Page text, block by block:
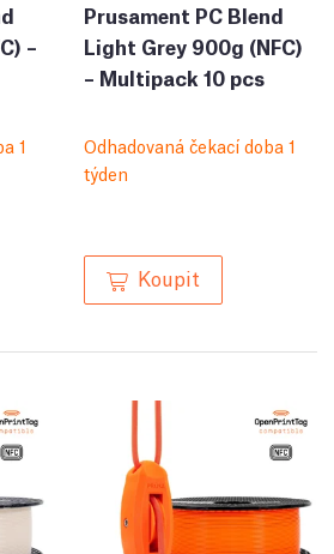
–
1
Prusament PC Blend
Light Grey 900g (NFC)
– Multipack 10 pcs
Odhadovaná čekací doba 1
týden
Koupit